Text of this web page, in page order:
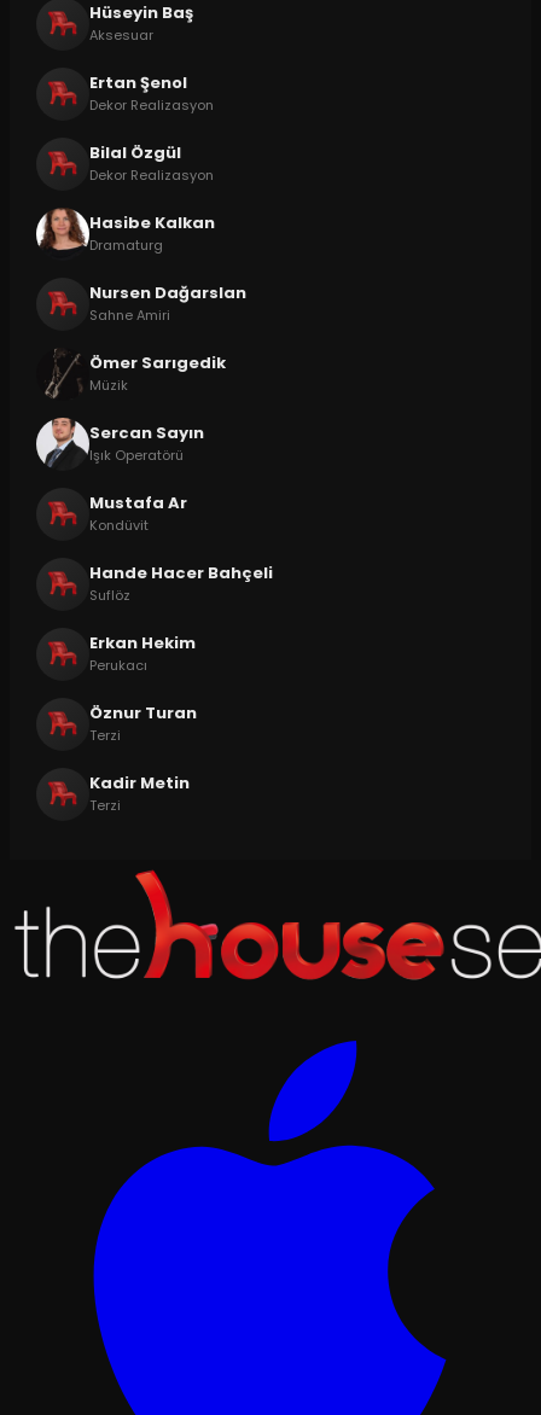
Hüseyin Baş
Aksesuar
Ertan Şenol
Dekor Realizasyon
Bilal Özgül
Dekor Realizasyon
Hasibe Kalkan
Dramaturg
Nursen Dağarslan
Sahne Amiri
Ömer Sarıgedik
Müzik
Sercan Sayın
Işık Operatörü
Mustafa Ar
Kondüvit
Hande Hacer Bahçeli
Suflöz
Erkan Hekim
Perukacı
Öznur Turan
Terzi
Kadir Metin
Terzi